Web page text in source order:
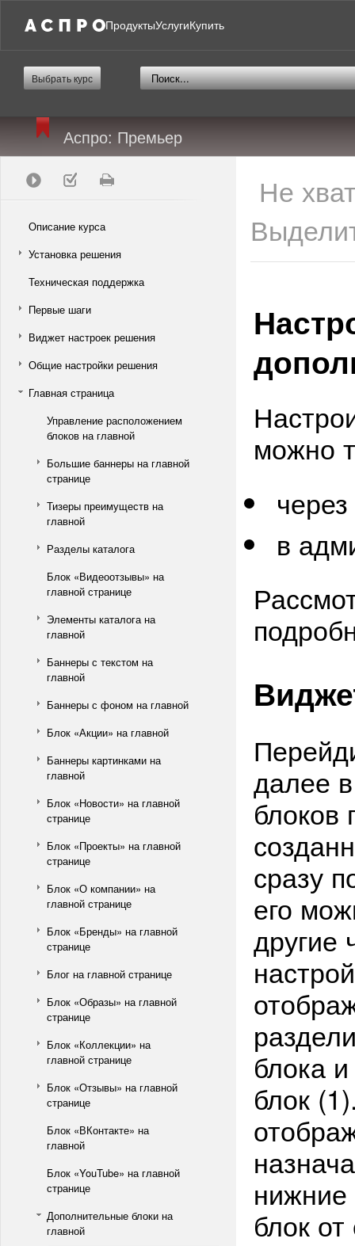
ПродуктыУслугиКупить
Выбрать курс
Аспро: Премьер
Описание курса
Установка решения
Техническая поддержка
Первые шаги
Виджет настроек решения
Общие настройки решения
Главная страница
Управление расположением
блоков на главной
Большие баннеры на главной
странице
Тизеры преимуществ на
главной
Разделы каталога
Блок «Видеоотзывы» на
главной странице
Элементы каталога на
главной
Баннеры с текстом на
главной
Баннеры с фоном на главной
Блок «Акции» на главной
Баннеры картинками на
главной
Блок «Новости» на главной
странице
Блок «Проекты» на главной
странице
Блок «О компании» на
главной странице
Блок «Бренды» на главной
странице
Блог на главной странице
Блок «Образы» на главной
странице
Блок «Коллекции» на
главной странице
Блок «Отзывы» на главной
странице
Блок «ВКонтакте» на
главной
Блок «YouTube» на главной
странице
Дополнительные блоки на
главной
Не
можно
в
далее
блоков
сразу
его
другие
блока
блок
нижние
блок